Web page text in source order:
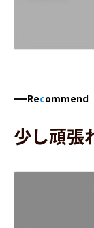
Recommend
少し頑張